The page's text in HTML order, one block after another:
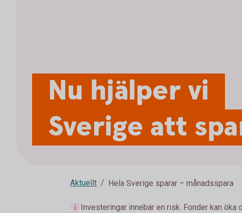
Nu hjälper vi
Sverige att
Aktuellt Hela Sverige sparar – månadsspara
Investeringar innebär en risk. Fonder kan